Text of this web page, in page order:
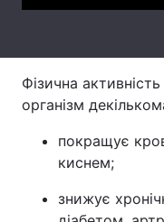
Фізична
організм
покращує
киснем;
знижує